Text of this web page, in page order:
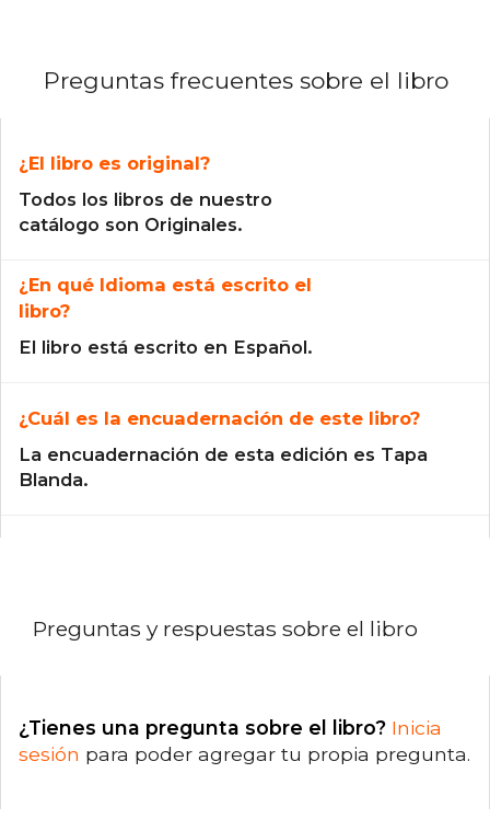
Preguntas frecuentes sobre el libro
¿El libro es original?
Todos los libros de nuestro
catálogo son Originales.
¿En qué Idioma está escrito el
libro?
El libro está escrito en Español.
¿Cuál es la encuadernación de este libro?
La encuadernación de esta edición es Tapa
Blanda.
Preguntas y respuestas sobre el libro
¿Tienes una pregunta sobre el libro? Inicia
sesión para poder agregar tu propia pregunta.